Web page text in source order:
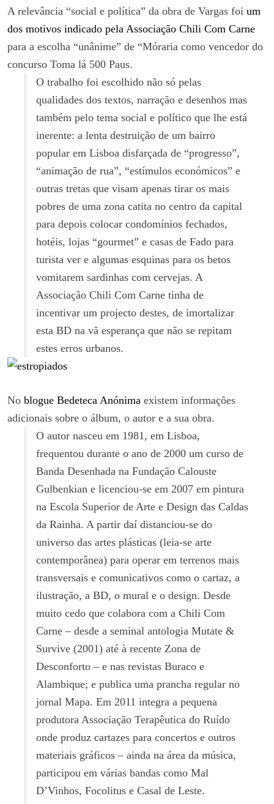
A relevância “social e política” da obra de Vargas foi um
dos motivos indicado pela Associação Chili Com Carne
para a escolha “unânime” de “Móraria como vencedor do
concurso Toma lá 500 Paus.
O trabalho foi escolhido não só pelas
qualidades dos textos, narração e desenhos mas
também pelo tema social e político que lhe está
inerente: a lenta destruição de um bairro
popular em Lisboa disfarçada de “progresso”,
“animação de rua”, “estímulos económicos” e
outras tretas que visam apenas tirar os mais
pobres de uma zona catita no centro da capital
para depois colocar condomínios fechados,
hotéis, lojas “gourmet” e casas de Fado para
turista ver e algumas esquinas para os betos
vomitarem sardinhas com cervejas. A
Associação Chili Com Carne tinha de
incentivar um projecto destes, de imortalizar
esta BD na vã esperança que não se repitam
estes erros urbanos.
No blogue Bedeteca Anónima existem informações
adicionais sobre o álbum, o autor e a sua obra.
O autor nasceu em 1981, em Lisboa,
frequentou durante o ano de 2000 um curso de
Banda Desenhada na Fundação Calouste
Gulbenkian e licenciou-se em 2007 em pintura
na Escola Superior de Arte e Design das Caldas
da Rainha. A partir daí distanciou-se do
universo das artes plásticas (leia-se arte
contemporânea) para operar em terrenos mais
transversais e comunicativos como o cartaz, a
ilustração, a BD, o mural e o design. Desde
muito cedo que colabora com a Chili Com
Carne – desde a seminal antologia Mutate &
Survive (2001) até à recente Zona de
Desconforto – e nas revistas Buraco e
Alambique; e publica uma prancha regular no
jornal Mapa. Em 2011 integra a pequena
produtora Associação Terapêutica do Ruído
onde produz cartazes para concertos e outros
materiais gráficos – ainda na área da música,
participou em várias bandas como Mal
D’Vinhos, Focolitus e Casal de Leste.